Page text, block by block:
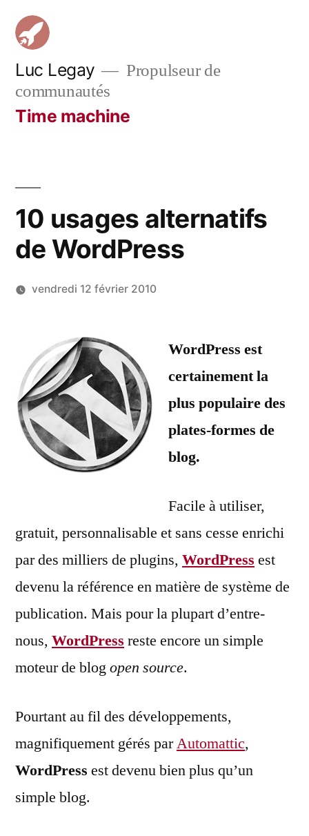
Aller
contenu
Luc Legay
Propulseur de
communautés
Time machine
10 usages alternatifs
de WordPress
vendredi 12 février 2010
commentaires
10
usages
de
WordPress
WordPress est
certainement la
plus populaire des
plates-formes de
blog.
Facile à utiliser,
gratuit, personnalisable et sans cesse enrichi
par des milliers de plugins, WordPress est
devenu la référence en matière de système de
publication. Mais pour la plupart d’entre-
nous, WordPress reste encore un simple
moteur de blogopen source.
Pourtant au fil des développements,
magnifiquement gérés parAutomattic,
WordPress est devenu bien plus qu’un
simple blog.